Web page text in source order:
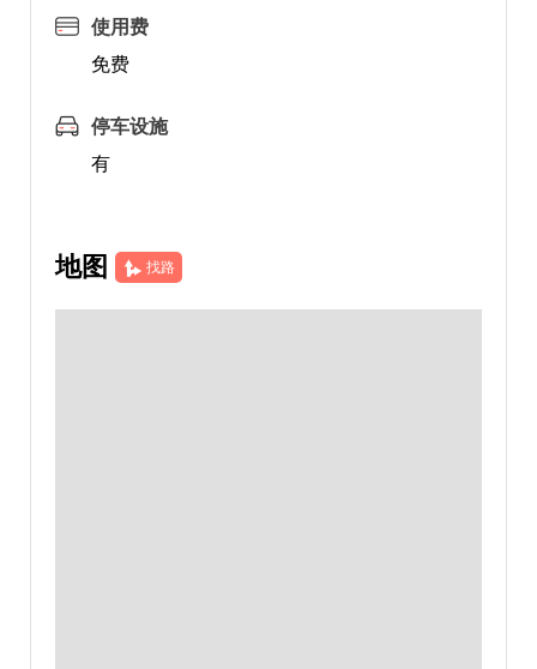
使用费
免费
停车设施
有
地图 找路